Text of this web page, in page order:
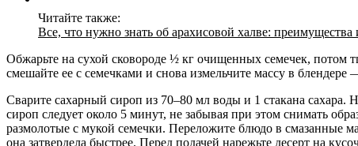
Читайте также:
Все, что нужно знать об арахисовой халве:
Обжарьте на сухой сковороде ½ кг очищенных семечек, потом
смешайте ее с семечками и снова измельчите массу в
Сварите сахарный сироп из 70–80 мл воды и 1 стакана
сироп следует около 5 минут, не забывая при этом снимать
размолотые с мукой семечки. Переложите блюдо в смазанные
она затвердела быстрее. Перед подачей нарежьте десерт на